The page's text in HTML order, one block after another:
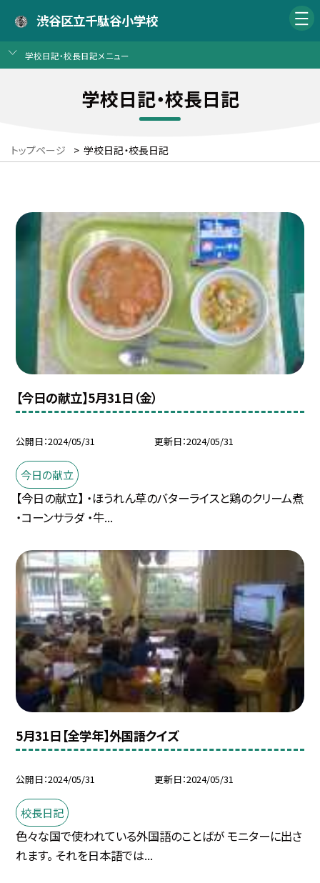
渋谷区立千駄谷小学校
学校日記・校長日記メニュー
学校日記・校長日記
トップページ > 学校日記・校長日記
【今日の献立】5月31日（金）
公開日 2024/05/31 更新日 2024/05/31
今日の献立
【今日の献立】 ・ほうれん草のバターライスと鶏のクリーム煮
・コーンサラダ ・牛...
5月31日【全学年】外国語クイズ
公開日 2024/05/31 更新日 2024/05/31
校長日記
色々な国で使われている外国語のことばが モニターに出さ
れます。 それを日本語では...